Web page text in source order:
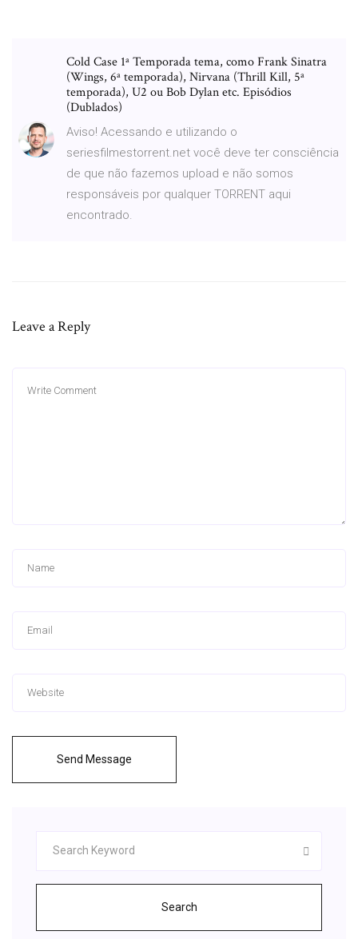
Cold Case 1ª Temporada tema, como Frank Sinatra
(Wings, 6ª temporada), Nirvana (Thrill Kill, 5ª
temporada), U2 ou Bob Dylan etc. Episódios
(Dublados)
Aviso! Acessando e utilizando o
seriesfilmestorrent.net você deve ter consciência
de que não fazemos upload e não somos
responsáveis por qualquer TORRENT aqui
encontrado.
Leave a Reply
Send Message
Search